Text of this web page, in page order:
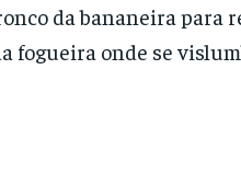
da bananeira
fogueira onde se